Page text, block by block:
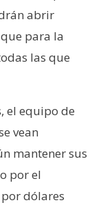
abrir
para la
las que
el equipo de
vean
mantener sus
por el
dólares